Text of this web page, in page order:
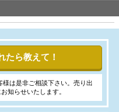
たら教えて！
様は是非ご相談下さい。売り出
知らせいたします。